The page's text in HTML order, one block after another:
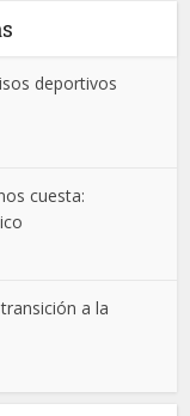
deportivos
cuesta:
a la